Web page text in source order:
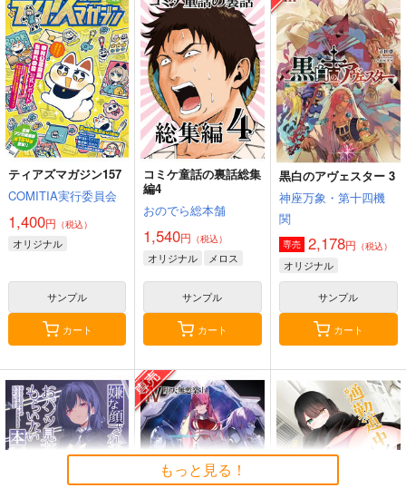
ティアズマガジン157
COMITIA実行委員会
1,400円 （税込）
オリジナル
サンプル
カート
コミケ童話の裏話総集
編4
おのでら総本舗
1,540円 （税込）
オリジナル メロス
サンプル
カート
黒白のアヴェスター 3
神座万象・第十四機
関
専売 2,178円 （税込）
オリジナル
サンプル
カート
もっと見る！